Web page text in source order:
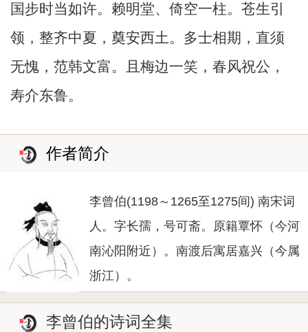
国步时当如许。赖明堂、倚空一柱。苍生引
领，整齐中夏，奠安西土。多士相期，直须
无愧，范韩文富。且梅边一笑，春风祝公，
寿介东鲁。
作者简介
李曾伯(1198～1265至1275间) 南宋词
人。字长孺，号可斋。原籍覃怀（今河
南沁阳附近）。南渡后寓居嘉兴（今属
浙江）。
李曾伯的诗词全集